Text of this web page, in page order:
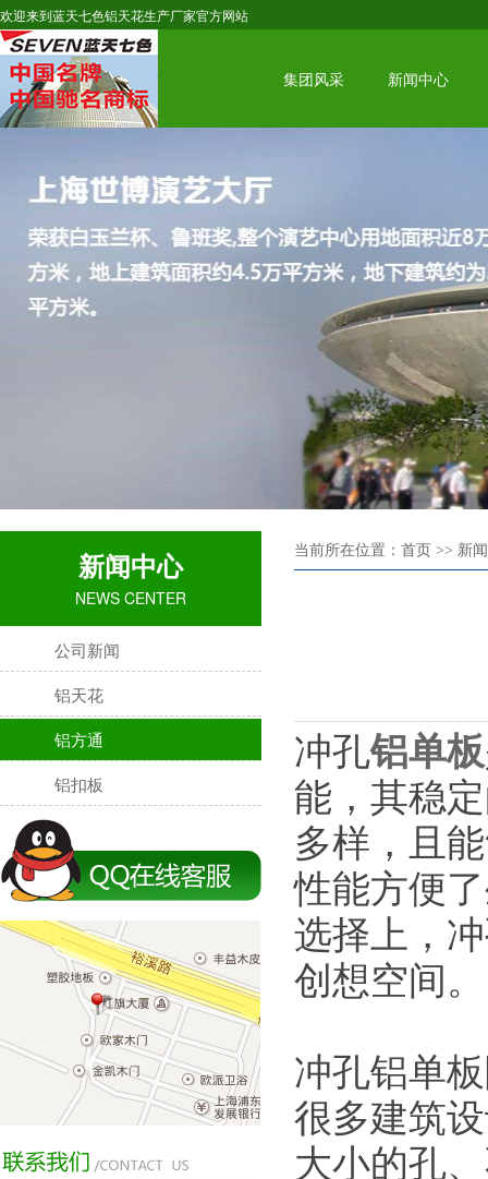
欢迎来到蓝天七色铝天花生产厂家官方网站
集团风采 新闻中心
新闻中心
NEWS CENTER
公司新闻
铝天花
铝方通
铝扣板
当前所在位置：首页 >> 新
冲孔铝单板
能，其稳
多样，且
性能方便
选择上，
创想空间。
冲孔铝单
很多建筑
大小的孔